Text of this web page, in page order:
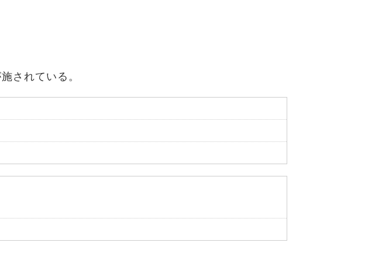
されている。